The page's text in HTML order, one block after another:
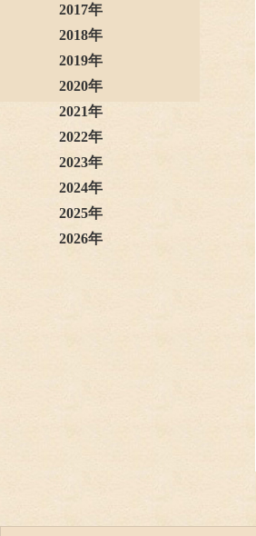
2017年
2018年
2019年
2020年
2021年
2022年
2023年
2024年
2025年
2026年